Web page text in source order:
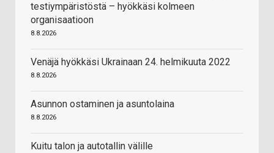
testiympäristöstä – hyökkäsi kolmeen
organisaatioon
8.8.2026
Venäjä hyökkäsi Ukrainaan 24. helmikuuta 2022
8.8.2026
Asunnon ostaminen ja asuntolaina
8.8.2026
Kuitu talon ja autotallin välille